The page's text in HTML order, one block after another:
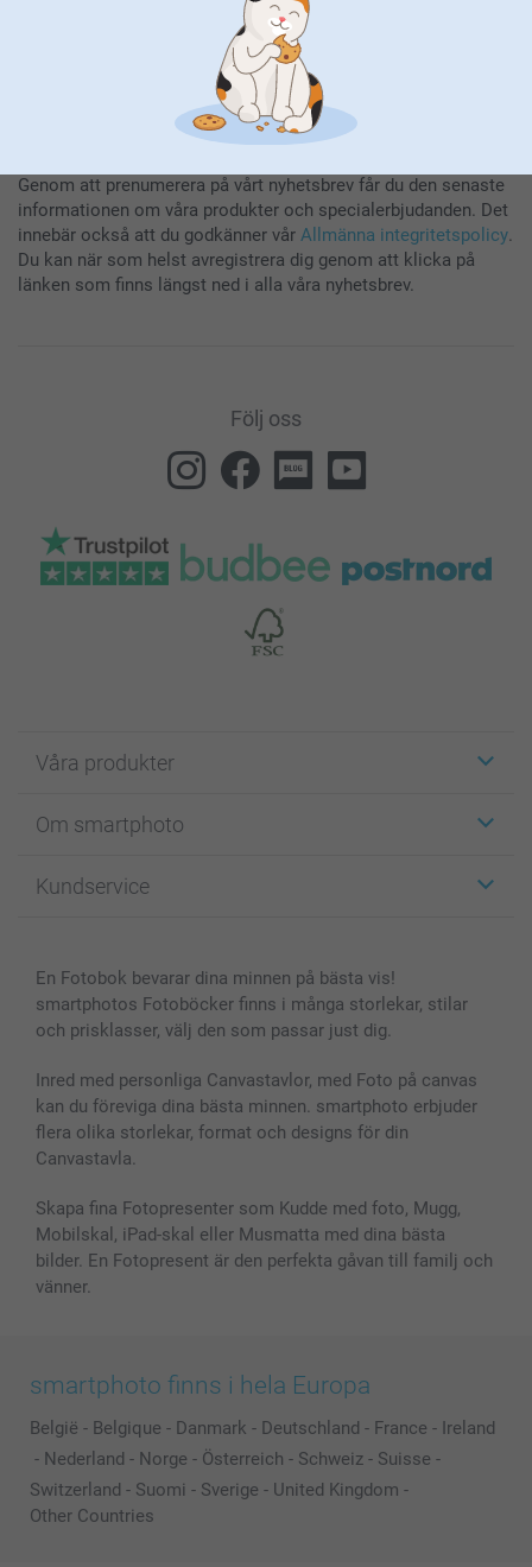
Genom att prenumerera på vårt nyhetsbrev får du den senaste
informationen om våra produkter och specialerbjudanden. Det
innebär också att du godkänner vår Allmänna integritetspolicy.
Du kan när som helst avregistrera dig genom att klicka på
länken som finns längst ned i alla våra nyhetsbrev.
Följ oss
Våra produkter
Fotokort
Fotoböcker
Skal till Mobil & Surfplatta
MyNameBook
Fotoramar & Tillbehör
Presentkort
Alla fotoprodukter
Om smartphoto
För affiliates
Sitemap
Villkor och garantier
Kundservice
smartbonus
Priser & betalning
En Fotobok bevarar dina minnen på bästa vis!
smartphotos Fotoböcker finns i många storlekar, stilar
och prisklasser, välj den som passar just dig.
Inred med personliga Canvastavlor, med Foto på canvas
kan du föreviga dina bästa minnen. smartphoto erbjuder
flera olika storlekar, format och designs för din
Canvastavla.
Skapa fina Fotopresenter som Kudde med foto, Mugg,
Mobilskal, iPad-skal eller Musmatta med dina bästa
bilder. En Fotopresent är den perfekta gåvan till familj och
vänner.
smartphoto finns i hela Europa
België - Belgique - Danmark - Deutschland - France - Ireland
- Nederland - Norge - Österreich - Schweiz - Suisse -
Switzerland - Suomi - Sverige - United Kingdom -
Other Countries